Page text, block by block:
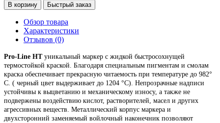
В корзину
Быстрый заказ
Обзор товара
Характеристики
Отзывов (0)
Pro-Line НТуникальный маркер с жидкой быстросохнущей
термостойкой краской. Благодаря специальным пигментам и смолам
краска обеспечивает прекрасную читаемость при температуре до 982°
C. ( черный цвет выдерживает до 1204 °C). Непрозрачные надписи
устойчивы к выцветанию и механическому износу, а также не
подвержены воздействию кислот, растворителей, масел и других
агрессивных веществ. Металлический корпус маркера и
двухсторонний заменяемый войлочный наконечник позволяют